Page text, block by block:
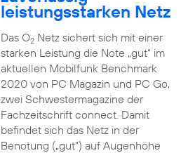
leistungsstarken Netz
Das O2Netz sichert sich mit einer
starken Leistung die Note „gut“ im
aktuellen Mobilfunk Benchmark
2020 von PC Magazin und PC Go,
zwei Schwestermagazine der
Fachzeitschrift connect. Damit
befindet sich das Netz in der
Benotung („gut“) auf Augenhöhe